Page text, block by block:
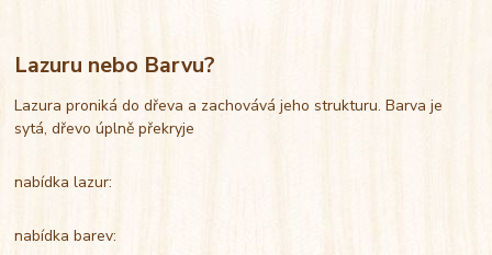
Lazuru nebo Barvu?
Lazura proniká do dřeva a zachovává jeho strukturu. Barva je
sytá, dřevo úplně překryje
nabídka lazur:
nabídka barev: